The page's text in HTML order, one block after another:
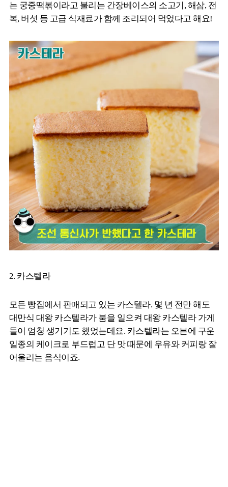
는 궁중떡볶이라고 불리는 간장베이스의 소고기, 해삼, 전
복, 버섯 등 고급 식재료가 함께 조리되어 먹었다고 해요!
2. 카스텔라
모든 빵집에서 판매되고 있는 카스텔라. 몇 년 전만 해도
대만식 대왕 카스텔라가 붐을 일으켜 대왕 카스텔라 가게
들이 엄청 생기기도 했었는데요. 카스텔라는 오븐에 구운
일종의 케이크로 부드럽고 단 맛 때문에 우유와 커피랑 잘
어울리는 음식이죠.